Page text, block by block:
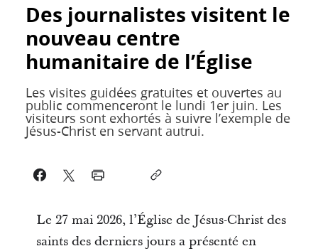
Des journalistes visitent le
nouveau centre
humanitaire de l’Église
Les visites guidées gratuites et ouvertes au
public commenceront le lundi 1er juin. Les
visiteurs sont exhortés à suivre l’exemple de
Jésus-Christ en servant autrui.
Le 27 mai 2026, l’Église de Jésus-Christ des
saints des derniers jours a présenté en